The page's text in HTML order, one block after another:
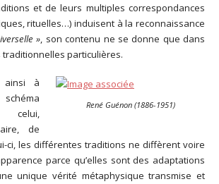
et de leurs multiples correspondances
rituelles…) induisent à la reconnaissance
» , son contenu ne se donne que dans
particulières.
René Guénon (1886-1951)
ainsi à
de
ci, les différentes traditions ne diffèrent voire
parce qu’elles sont des adaptations
unique vérité métaphysique transmise et